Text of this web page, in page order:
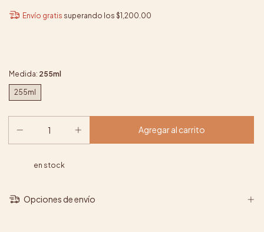
Envío gratis superando los $1,200.00
Medida: 255ml
255ml
en stock
Opciones de envío